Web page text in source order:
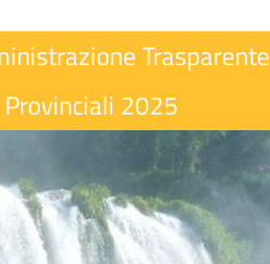
Trasparente
2025